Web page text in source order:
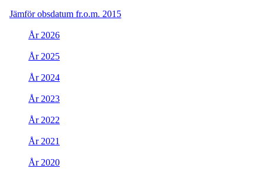
Jämför obsdatum fr.o.m. 2015
År 2026
År 2025
År 2024
År 2023
År 2022
År 2021
År 2020